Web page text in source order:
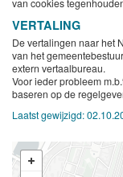
van cookies
VERTALING
De vertalingen naar het
van het
extern vertaalbureau.
Voor ieder probleem
baseren op de
Laatst gewijzigd: